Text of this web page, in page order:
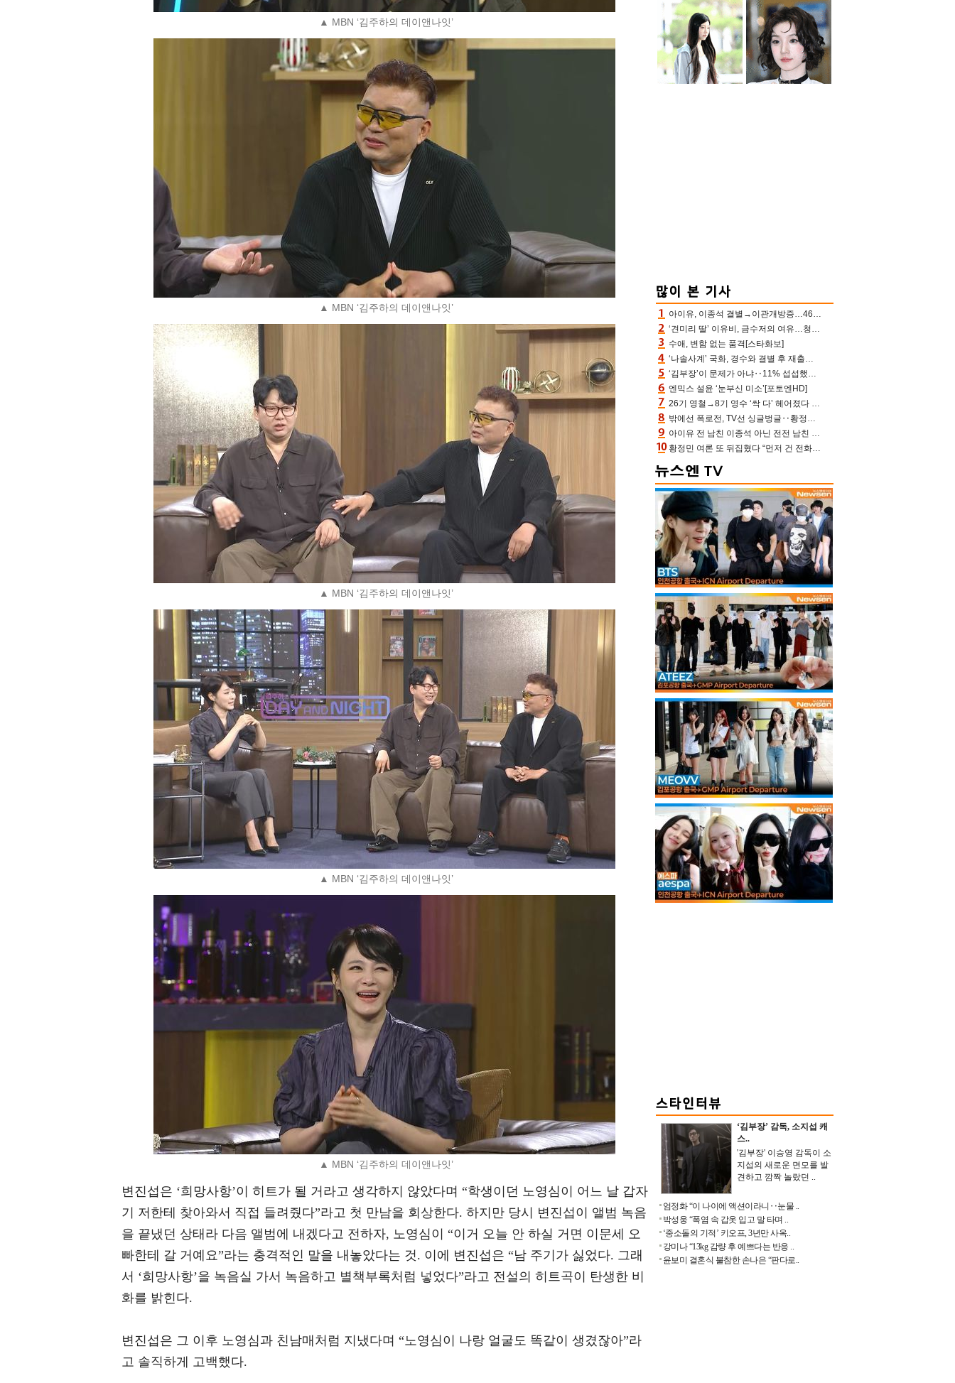
▲ MBN ‘김주하의 데이앤나잇’
▲ MBN ‘김주하의 데이앤나잇’
▲ MBN ‘김주하의 데이앤나잇’
▲ MBN ‘김주하의 데이앤나잇’
▲ MBN ‘김주하의 데이앤나잇’
변진섭은 ‘희망사항’이 히트가 될 거라고 생각하지 않았다며 “학생이던 노영심이 어느 날 갑자
기 저한테 찾아와서 직접 들려줬다”라고 첫 만남을 회상한다. 하지만 당시 변진섭이 앨범 녹음
을 끝냈던 상태라 다음 앨범에 내겠다고 전하자, 노영심이 “이거 오늘 안 하실 거면 이문세 오
빠한테 갈 거예요”라는 충격적인 말을 내놓았다는 것. 이에 변진섭은 “남 주기가 싫었다. 그래
서 ‘희망사항’을 녹음실 가서 녹음하고 별책부록처럼 넣었다”라고 전설의 히트곡이 탄생한 비
화를 밝힌다.
변진섭은 그 이후 노영심과 친남매처럼 지냈다며 “노영심이 나랑 얼굴도 똑같이 생겼잖아”라
고 솔직하게 고백했다.
아이유, 이종석 결별→이관개방증…46장 꽉 채운 유애나 ♥ “열심히 사는 중”
‘견미리 딸’ 이유비, 금수저의 여유…청순 미모에 반전 슬림 라인
수애, 변함 없는 품격[스타화보]
‘나솔사계’ 국화, 경수와 결별 후 재출연…첫인상 3표 몰표
‘김부장’이 문제가 아냐‥11% 섭섭했던 ‘재벌X형사2’ 돈·빽 총동원해 컴백 [TV보고서]
엔믹스 설윤 ‘눈부신 미소’[포토엔HD]
26기 영철→8기 영수 ‘싹 다’ 헤어졌다 ‘나솔사계’ 충격의 현커 0쌍 (촌장TV)
밖에선 폭로전, TV선 싱글벙글‥황정민 ‘틈만 나면’ 출연, 피로감은 시청자 몫
아이유 전 남친 이종석 아닌 전전 남친 장기하 소환 ‘별일 없이 산다’ 선곡…46장에 꾹 눌러 담은 근황
황정민 여론 또 뒤집혔다 “먼저 건 전화 62통, 그만 연락해” vs 女팬 “녹취 다 올려” 진흙탕 싸움
‘김부장’ 감독, 소지섭 캐
스..
'김부장' 이승영 감독이 소
지섭의 새로운 면모를 발
견하고 깜짝 놀랐던 ..
엄정화 “이 나이에 액션이라니‥눈물 ..
박성웅 “폭염 속 갑옷 입고 말 타며 ..
‘중소돌의 기적’ 키오프, 3년만 사옥..
강미나 “13kg 감량 후 예쁘다는 반응 ..
윤보미 결혼식 불참한 손나은 “판다로..